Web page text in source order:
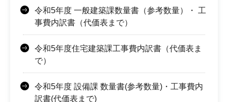
令和5年度 一般建築課数量書（参考数量）・ 工
事費内訳書（代価表まで）
令和5年度住宅建築課工事費内訳書（代価表ま
で）
令和5年度 設備課 数量書(参考数量)・工事費内
訳書(代価表まで)